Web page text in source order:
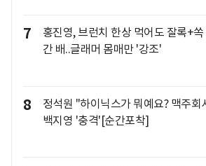
7
홍진영, 브런치 한상 먹어도 잘록+쏙
간 배..글래머 몸매만 '강조'
8
정석원 "하이닉스가 뭐예요? 맥주회
백지영 '충격'[순간포착]